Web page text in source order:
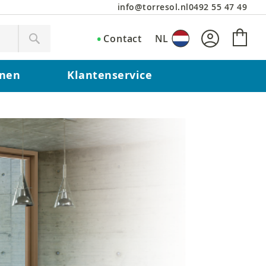
info@torresol.nl0492 55 47 49
Contact Taal
NL
Klantenservice